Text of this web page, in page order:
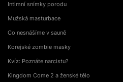
Intimní snímky porodu
Mužská masturbace
Co nesnášíme v sauně
Korejské zombie masky
Kvíz: Poznáte narcistu?
Kingdom Come 2 a ženské tělo